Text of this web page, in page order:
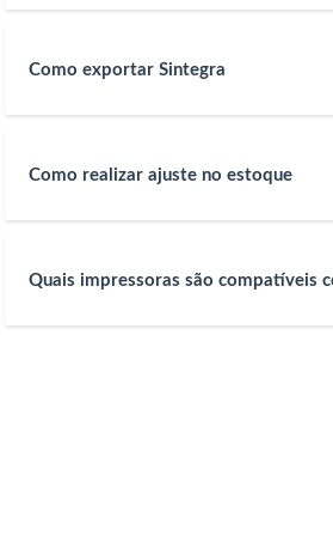
Como exportar Sintegra
Como realizar ajuste no estoque
Quais impressoras são compatíveis